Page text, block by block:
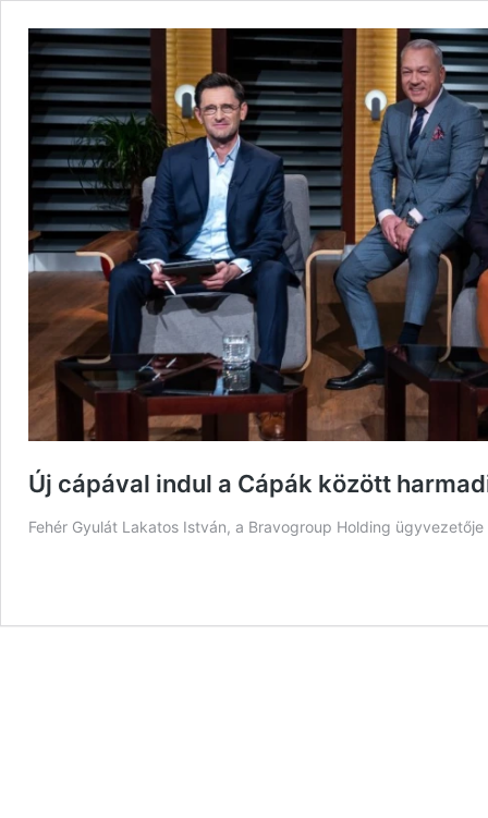
Új cápával indul a Cápák között
Fehér Gyulát Lakatos István, a Bravogroup Holding